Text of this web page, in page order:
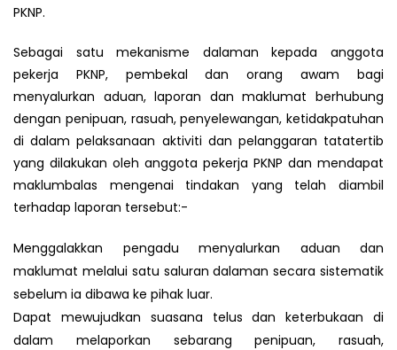
PKNP.
Sebagai satu mekanisme dalaman kepada anggota
pekerja PKNP, pembekal dan orang awam bagi
menyalurkan aduan, laporan dan maklumat berhubung
dengan penipuan, rasuah, penyelewangan, ketidakpatuhan
di dalam pelaksanaan aktiviti dan pelanggaran tatatertib
yang dilakukan oleh anggota pekerja PKNP dan mendapat
maklumbalas mengenai tindakan yang telah diambil
terhadap laporan tersebut:-
Menggalakkan pengadu menyalurkan aduan dan
maklumat melalui satu saluran dalaman secara sistematik
sebelum ia dibawa ke pihak luar.
Dapat mewujudkan suasana telus dan keterbukaan di
dalam melaporkan sebarang penipuan, rasuah,